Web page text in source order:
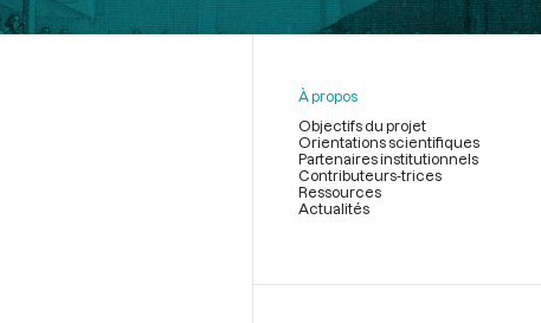
À propos
Objectifs du projet
Orientations scientifiques
Partenaires institutionnels
Contributeurs-trices
Ressources
Actualités